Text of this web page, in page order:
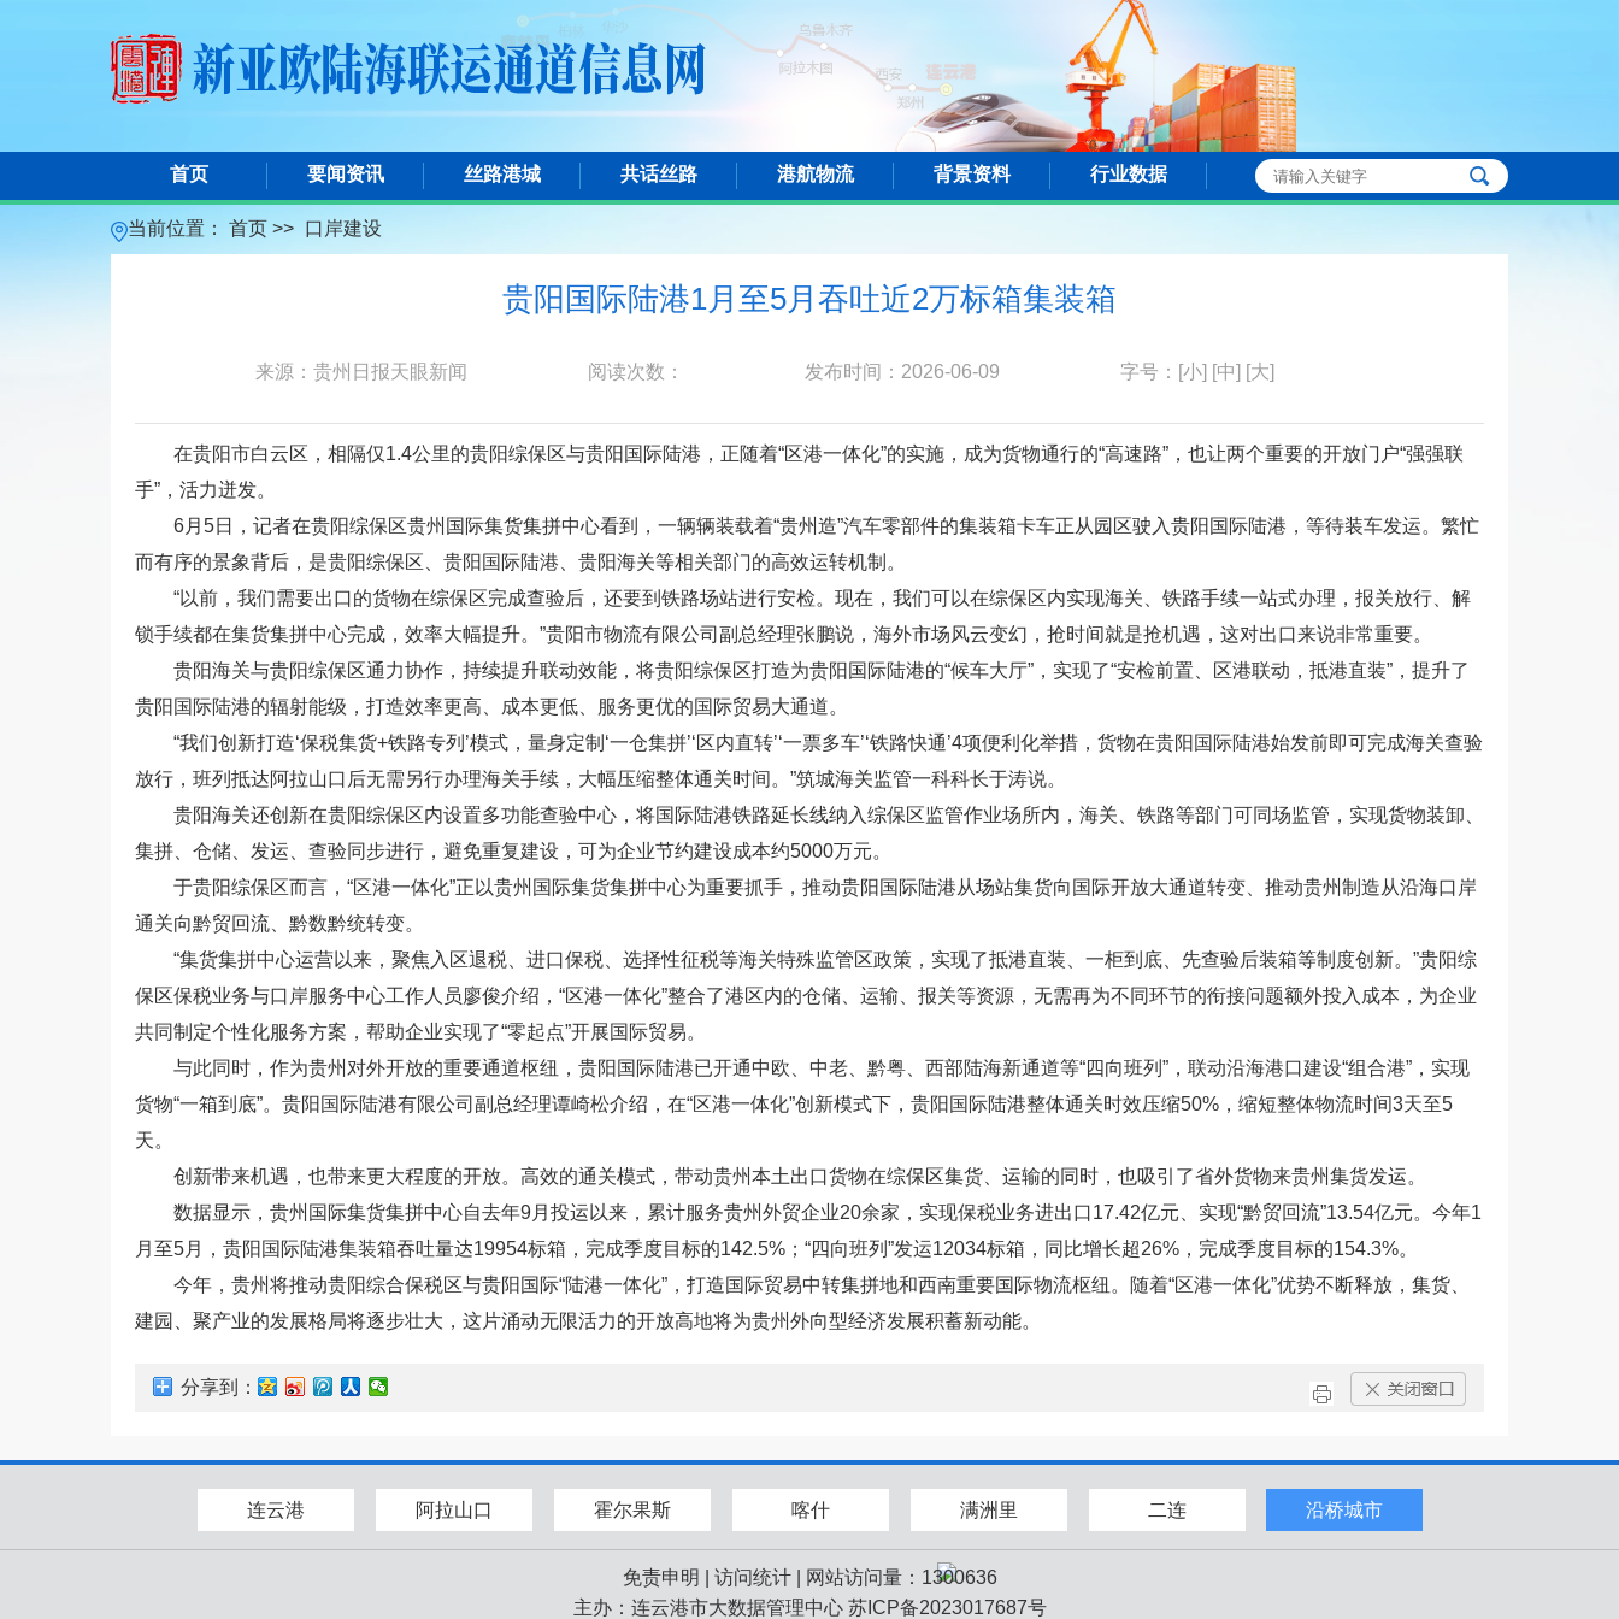
首页 要闻资讯 丝路港城 共话丝路 港航物流 背景资料 行业数据
当前位置： 首页 >> 口岸建设
贵阳国际陆港1月至5月吞吐近2万标箱集装箱
来源：贵州日报天眼新闻 阅读次数： 发布时间：2026-06-09 字号： [小] [中] [大]
在贵阳市白云区，相隔仅1.4公里的贵阳综保区与贵阳国际陆港，正随着“区港一体化”的实施，成为货物通行的“高速路”，也让两个重要的开放门户“强强联
手”，活力迸发。
6月5日，记者在贵阳综保区贵州国际集货集拼中心看到，一辆辆装载着“贵州造”汽车零部件的集装箱卡车正从园区驶入贵阳国际陆港，等待装车发运。繁忙
而有序的景象背后，是贵阳综保区、贵阳国际陆港、贵阳海关等相关部门的高效运转机制。
“以前，我们需要出口的货物在综保区完成查验后，还要到铁路场站进行安检。现在，我们可以在综保区内实现海关、铁路手续一站式办理，报关放行、解
锁手续都在集货集拼中心完成，效率大幅提升。”贵阳市物流有限公司副总经理张鹏说，海外市场风云变幻，抢时间就是抢机遇，这对出口来说非常重要。
贵阳海关与贵阳综保区通力协作，持续提升联动效能，将贵阳综保区打造为贵阳国际陆港的“候车大厅”，实现了“安检前置、区港联动，抵港直装”，提升了
贵阳国际陆港的辐射能级，打造效率更高、成本更低、服务更优的国际贸易大通道。
“我们创新打造‘保税集货+铁路专列’模式，量身定制‘一仓集拼’‘区内直转’‘一票多车’‘铁路快通’4项便利化举措，货物在贵阳国际陆港始发前即可完成海关查验
放行，班列抵达阿拉山口后无需另行办理海关手续，大幅压缩整体通关时间。”筑城海关监管一科科长于涛说。
贵阳海关还创新在贵阳综保区内设置多功能查验中心，将国际陆港铁路延长线纳入综保区监管作业场所内，海关、铁路等部门可同场监管，实现货物装卸、
集拼、仓储、发运、查验同步进行，避免重复建设，可为企业节约建设成本约5000万元。
于贵阳综保区而言，“区港一体化”正以贵州国际集货集拼中心为重要抓手，推动贵阳国际陆港从场站集货向国际开放大通道转变、推动贵州制造从沿海口岸
通关向黔贸回流、黔数黔统转变。
“集货集拼中心运营以来，聚焦入区退税、进口保税、选择性征税等海关特殊监管区政策，实现了抵港直装、一柜到底、先查验后装箱等制度创新。”贵阳综
保区保税业务与口岸服务中心工作人员廖俊介绍，“区港一体化”整合了港区内的仓储、运输、报关等资源，无需再为不同环节的衔接问题额外投入成本，为企业
共同制定个性化服务方案，帮助企业实现了“零起点”开展国际贸易。
与此同时，作为贵州对外开放的重要通道枢纽，贵阳国际陆港已开通中欧、中老、黔粤、西部陆海新通道等“四向班列”，联动沿海港口建设“组合港”，实现
货物“一箱到底”。贵阳国际陆港有限公司副总经理谭崎松介绍，在“区港一体化”创新模式下，贵阳国际陆港整体通关时效压缩50%，缩短整体物流时间3天至5
天。
创新带来机遇，也带来更大程度的开放。高效的通关模式，带动贵州本土出口货物在综保区集货、运输的同时，也吸引了省外货物来贵州集货发运。
数据显示，贵州国际集货集拼中心自去年9月投运以来，累计服务贵州外贸企业20余家，实现保税业务进出口17.42亿元、实现“黔贸回流”13.54亿元。今年1
月至5月，贵阳国际陆港集装箱吞吐量达19954标箱，完成季度目标的142.5%；“四向班列”发运12034标箱，同比增长超26%，完成季度目标的154.3%。
今年，贵州将推动贵阳综合保税区与贵阳国际“陆港一体化”，打造国际贸易中转集拼地和西南重要国际物流枢纽。随着“区港一体化”优势不断释放，集货、
建园、聚产业的发展格局将逐步壮大，这片涌动无限活力的开放高地将为贵州外向型经济发展积蓄新动能。
分享到：
连云港 阿拉山口 霍尔果斯 喀什 满洲里 二连 沿桥城市
免责申明 访问统计| 网站访问量：1300636
主办：连云港市大数据管理中心 苏ICP备2023017687号